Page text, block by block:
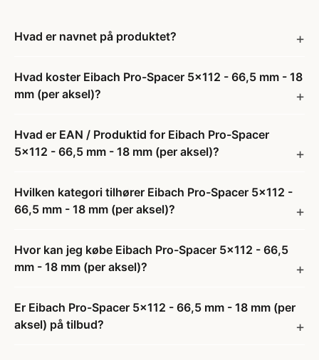
Hvad er navnet på produktet?
Hvad koster Eibach Pro-Spacer 5x112 - 66,5 mm - 18
mm (per aksel)?
Hvad er EAN / Produktid for Eibach Pro-Spacer
5x112 - 66,5 mm - 18 mm (per aksel)?
Hvilken kategori tilhører Eibach Pro-Spacer 5x112 -
66,5 mm - 18 mm (per aksel)?
Hvor kan jeg købe Eibach Pro-Spacer 5x112 - 66,5
mm - 18 mm (per aksel)?
Er Eibach Pro-Spacer 5x112 - 66,5 mm - 18 mm (per
aksel) på tilbud?